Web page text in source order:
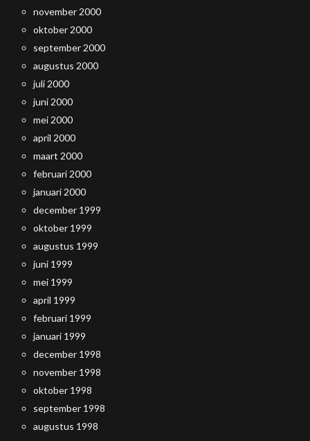
november 2000
oktober 2000
september 2000
augustus 2000
juli 2000
juni 2000
mei 2000
april 2000
maart 2000
februari 2000
januari 2000
december 1999
oktober 1999
augustus 1999
juni 1999
mei 1999
april 1999
februari 1999
januari 1999
december 1998
november 1998
oktober 1998
september 1998
augustus 1998